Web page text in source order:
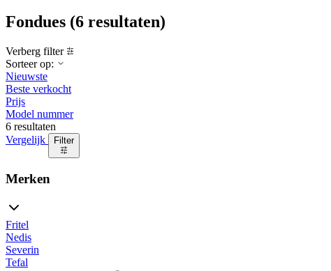
Fondues (6 resultaten)
Verberg filter
Sorteer op:
Nieuwste
Beste verkocht
Prijs
Model nummer
6 resultaten
Vergelijk
Filter
Merken
Fritel
Nedis
Severin
Tefal